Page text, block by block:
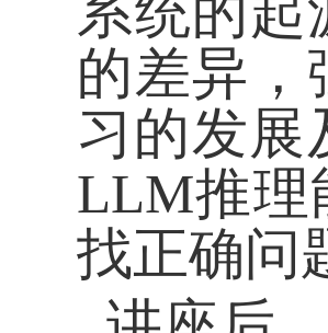
系统的
的差异，
习的发展
LLM推理
找正确问